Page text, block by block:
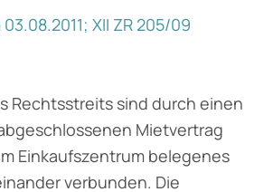
XII ZR 205/09
Rechtsstreits sind durch einen
Mietvertrag
Einkaufszentrum belegenes
verbunden. Die